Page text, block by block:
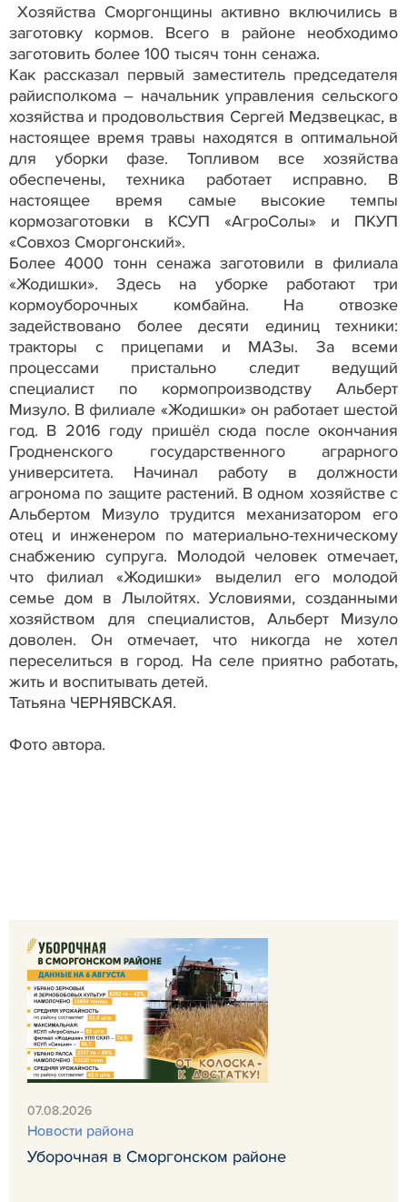
Хозяйства Сморгонщины активно включились в
заготовку кормов. Всего в районе необходимо
заготовить более 100 тысяч тонн сенажа.
Как рассказал первый заместитель председателя
райисполкома – начальник управления сельского
хозяйства и продовольствия Сергей Медзвецкас, в
настоящее время травы находятся в оптимальной
для уборки фазе. Топливом все хозяйства
обеспечены, техника работает исправно. В
настоящее время самые высокие темпы
кормозаготовки в КСУП «АгроСолы» и ПКУП
«Совхоз Сморгонский».
Более 4000 тонн сенажа заготовили в филиала
«Жодишки». Здесь на уборке работают три
кормоуборочных комбайна. На отвозке
задействовано более десяти единиц техники:
тракторы с прицепами и МАЗы. За всеми
процессами пристально следит ведущий
специалист по кормопроизводству Альберт
Мизуло. В филиале «Жодишки» он работает шестой
год. В 2016 году пришёл сюда после окончания
Гродненского государственного аграрного
университета. Начинал работу в должности
агронома по защите растений. В одном хозяйстве с
Альбертом Мизуло трудится механизатором его
отец и инженером по материально-техническому
снабжению супруга. Молодой человек отмечает,
что филиал «Жодишки» выделил его молодой
семье дом в Лылойтях. Условиями, созданными
хозяйством для специалистов, Альберт Мизуло
доволен. Он отмечает, что никогда не хотел
переселиться в город. На селе приятно работать,
жить и воспитывать детей.
Татьяна ЧЕРНЯВСКАЯ.
Фото автора.
07.08.2026
Новости района
Уборочная в Сморгонском районе